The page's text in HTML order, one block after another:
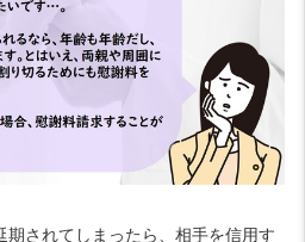
期されてしまったら、相手を信用す